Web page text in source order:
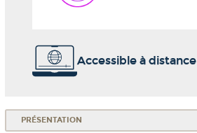
Accessible à distance
PRÉSENTATION